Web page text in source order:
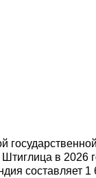
в 2026
составляет